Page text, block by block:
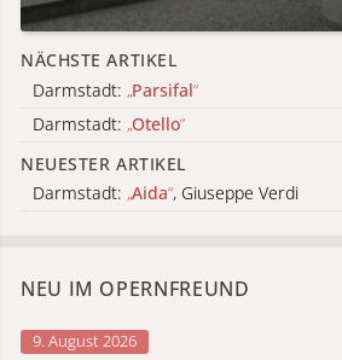
NÄCHSTE ARTIKEL
Darmstadt: „Parsifal“
Darmstadt: „Otello“
NEUESTER ARTIKEL
Darmstadt: „Aida“, Giuseppe Verdi
NEU IM OPERNFREUND
9. August 2026